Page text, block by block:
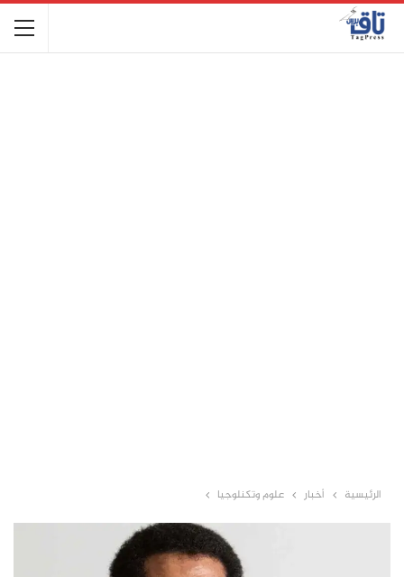
الرئيسية أخبار علوم وتكنلوجيا